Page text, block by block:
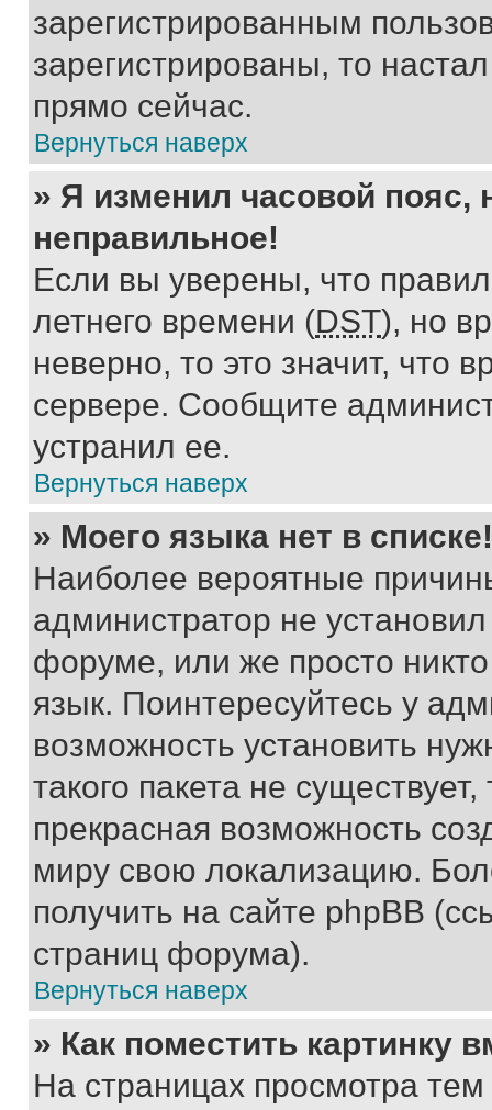
зарегистрированным
зарегистрированы, то
прямо сейчас.
Вернуться наверх
» Я изменил часовой пояс,
неправильное!
Если вы уверены, что
летнего времени (DST), но
неверно, то это значит, что
сервере. Сообщите
устранил ее.
Вернуться наверх
» Моего языка нет в списке!
Наиболее вероятные
администратор не
форуме, или же просто
язык. Поинтересуйтесь у
возможность установить
такого пакета не
прекрасная возможность
миру свою локализацию.
получить на сайте phpBB
страниц форума).
Вернуться наверх
» Как поместить картинку
На страницах просмотра